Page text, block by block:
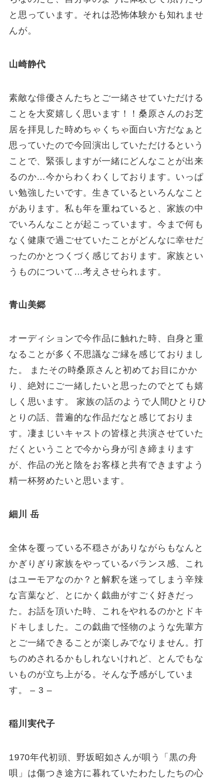
と思っています。それは恐怖体験かも知れませ
んが。
山崎静代
素敵な俳優さんたちとご一緒させていただける
ことを大変嬉しく思います！！桑原さんのお芝
居を拝見した時めちゃくちゃ面白い方だなぁと
思っていたので今回演出していただけるという
ことで、緊張しますが一緒にどんなことが出来
るのか…今からわくわくしております。いっぱ
い勉強したいです。生きているといろんなこと
があります。私も年を重ねていると、家族の中
でいろんなことが起こっています。今まで何も
なく健康で過ごせていたことがどんなに幸せだ
ったのかとつくづく感じております。家族とい
うものについて…考えさせられます。
青山美郷
オーディションで今作品に触れた時、自身と重
なることが多く不思議なご縁を感じておりまし
た。 またその時桑原さんと初めてお目にかか
り、絶対にご一緒したいと思ったのでとても嬉
しく思います。 家族の話のようで人間ひとりひ
とりの話、普遍的な作品だなと感じておりま
す。凄まじいキャストの皆様と共演させていた
だくということで今から身が引き締まります
が、作品の光と陰をお客様と共有できますよう
精一杯努めたいと思います。
細川 岳
全体を覆っている不穏さがありながらもなんと
かぎりぎり家族をやっているバランス感、これ
はユーモアなのか？と解釈を迷ってしまう辛辣
な言葉など、とにかく戯曲がすごく好きだっ
た。お話を頂いた時、これをやれるのかとドキ
ドキしました。この戯曲で怪物のような先輩方
とご一緒できることが楽しみでなりません。打
ちのめされるかもしれないけれど、とんでもな
いものが立ち上がる。そんな予感がしていま
す。 – 3 –
稲川実代子
1970年代初頭、野坂昭如さんが唄う「黒の舟
唄」は傷つき途方に暮れていたわたしたちの心